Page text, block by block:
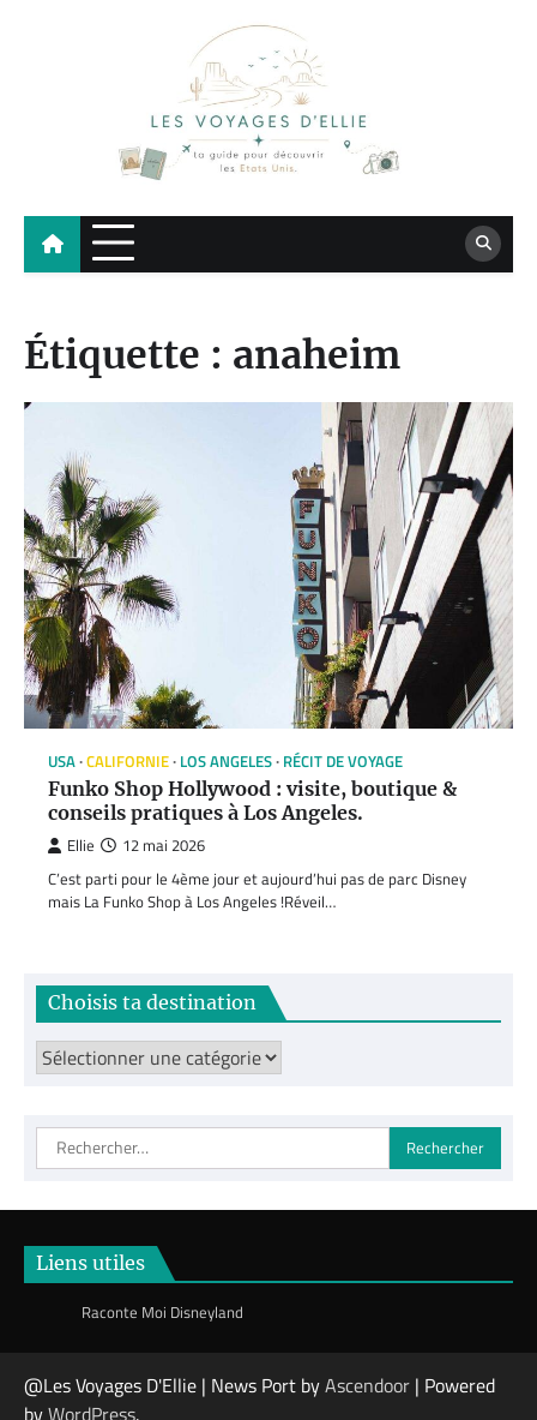
Les Voyages d'Ellie
Blog voyage sur les États-Unis – Road Trip, Floride, Californie
Étiquette : anaheim
USA CALIFORNIE LOS ANGELES RÉCIT DE VOYAGE
Funko Shop Hollywood : visite, boutique &
conseils pratiques à Los Angeles.
Ellie 12 mai 2026
C’est parti pour le 4ème jour et aujourd’hui pas de parc Disney
mais La Funko Shop à Los Angeles !Réveil…
Choisis ta destination
Choisis
ta
Rechercher :
Liens utiles
Raconte Moi Disneyland
@Les Voyages D'Ellie | News Port byAscendoor | Powered
byWordPress.